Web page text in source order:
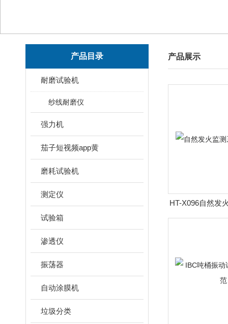
产品目录
耐磨试验机
纱线耐磨仪
强力机
茄子短视频app黄
磨耗试验机
测定仪
试验箱
渗透仪
振荡器
自动涂膜机
垃圾分类
产品展示
HT-X096自然发
指